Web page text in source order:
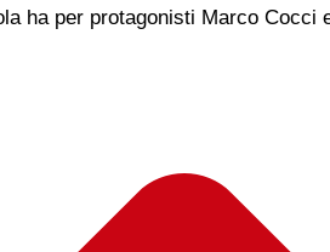
ha per protagonisti Marco Cocci